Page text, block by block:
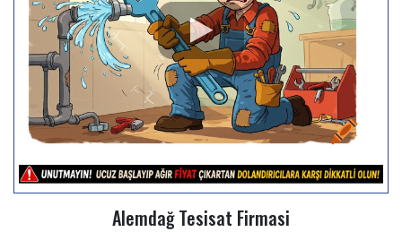
Alemdağ Tesisat Firmasi